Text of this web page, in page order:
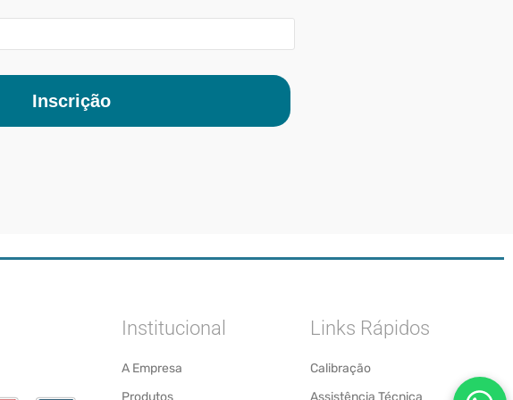
Inscrição
Institucional
A Empresa
Produtos
Links Rápidos
Calibração
Assistência Técnica